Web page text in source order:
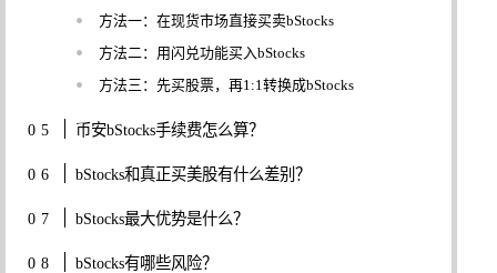
方法一：在现货市场直接买卖bStocks
方法二：用闪兑功能买入bStocks
方法三：先买股票，再1:1转换成bStocks
币安bStocks手续费怎么算？
bStocks和真正买美股有什么差别？
bStocks最大优势是什么？
bStocks有哪些风险？